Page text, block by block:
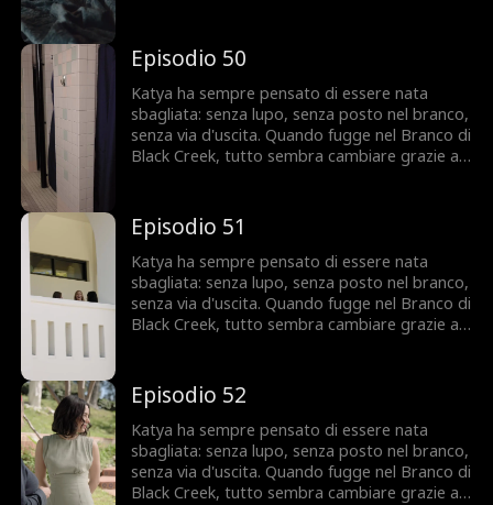
condannarla, e qualcuno del suo passato è
pronto a riprendersela a ogni costo. Fidarsi di
Ezra sarà la sua salvezza... o il suo errore più
grande?
Episodio 50
Katya ha sempre pensato di essere nata
sbagliata: senza lupo, senza posto nel branco,
senza via d'uscita. Quando fugge nel Branco di
Black Creek, tutto sembra cambiare grazie a
condannarla, e qualcuno del suo passato è
pronto a riprendersela a ogni costo. Fidarsi di
Ezra sarà la sua salvezza... o il suo errore più
grande?
Episodio 51
Katya ha sempre pensato di essere nata
sbagliata: senza lupo, senza posto nel branco,
senza via d'uscita. Quando fugge nel Branco di
Black Creek, tutto sembra cambiare grazie a
condannarla, e qualcuno del suo passato è
pronto a riprendersela a ogni costo. Fidarsi di
Ezra sarà la sua salvezza... o il suo errore più
grande?
Episodio 52
Katya ha sempre pensato di essere nata
sbagliata: senza lupo, senza posto nel branco,
senza via d'uscita. Quando fugge nel Branco di
Black Creek, tutto sembra cambiare grazie a